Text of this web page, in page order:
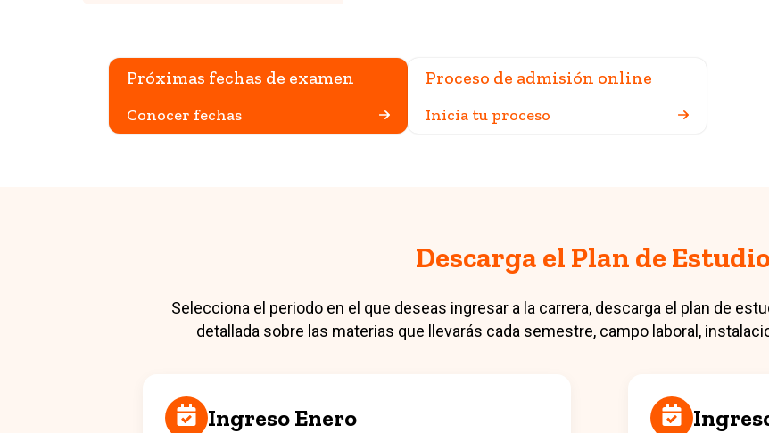
Próximas fechas de examen
Conocer fechas
Proceso de admisión online
Inicia tu proceso
Descarga el Plan de
Selecciona el periodo en el que deseas ingresar a la carrera, descarga el plan de
detallada sobre las materias que llevarás cada semestre, campo laboral,
Ingreso Enero